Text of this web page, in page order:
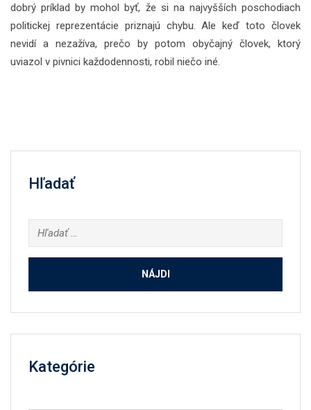
dobrý príklad by mohol byť, že si na najvyšších poschodiach
politickej reprezentácie priznajú chybu. Ale keď toto človek
nevidí a nezažíva, prečo by potom obyčajný človek, ktorý
uviazol v pivnici každodennosti, robil niečo iné.
Hľadať
Hľadať:
Kategórie